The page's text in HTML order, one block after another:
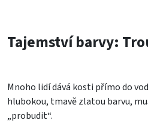
Tajemství barvy:
Mnoho lidí dává kosti přímo do
hlubokou, tmavě zlatou barvu,
„probudit“.